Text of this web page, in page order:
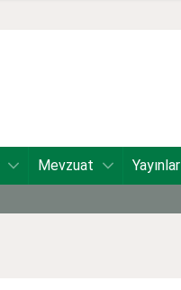
Mevzuat Yayınlar